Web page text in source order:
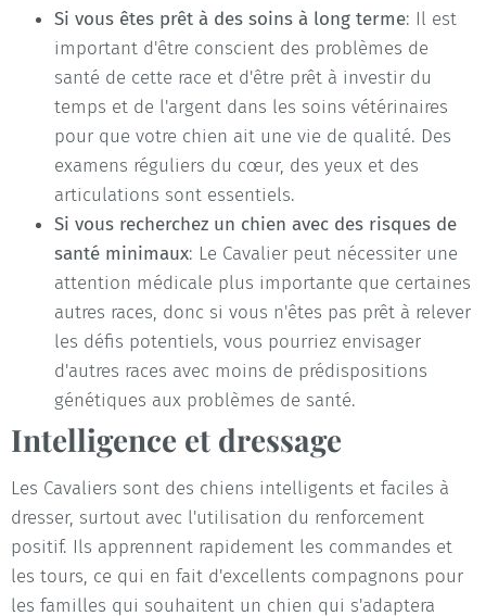
Si vous êtes prêt à des soins à long terme: Il est
important d'être conscient des problèmes de
santé de cette race et d'être prêt à investir du
temps et de l'argent dans les soins vétérinaires
pour que votre chien ait une vie de qualité. Des
examens réguliers du cœur, des yeux et des
articulations sont essentiels.
Si vous recherchez un chien avec des risques de
santé minimaux: Le Cavalier peut nécessiter une
attention médicale plus importante que certaines
autres races, donc si vous n'êtes pas prêt à relever
les défis potentiels, vous pourriez envisager
d'autres races avec moins de prédispositions
génétiques aux problèmes de santé.
Intelligence et dressage
Les Cavaliers sont des chiens intelligents et faciles à
dresser, surtout avec l'utilisation du renforcement
positif. Ils apprennent rapidement les commandes et
les tours, ce qui en fait d'excellents compagnons pour
les familles qui souhaitent un chien qui s'adaptera